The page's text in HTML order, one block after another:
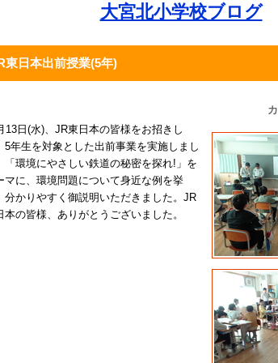
大宮北小学校ブログ
東日本出前授業(5年)
13日(水)、JR東日本の皆様をお招きし
5年生を対象とした出前事業を実施しまし
「環境にやさしい鉄道の秘密を探れ!」を
マに、環境問題について身近な例を挙
分かりやすく御説明いただきました。JR
本の皆様、ありがとうございました。